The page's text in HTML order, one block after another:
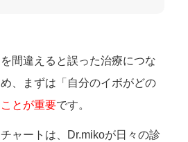
間違えると誤った治療につな
、まずは「自分のイボがどの
とが重要です。
ャートは、Dr.mikoが日々の診